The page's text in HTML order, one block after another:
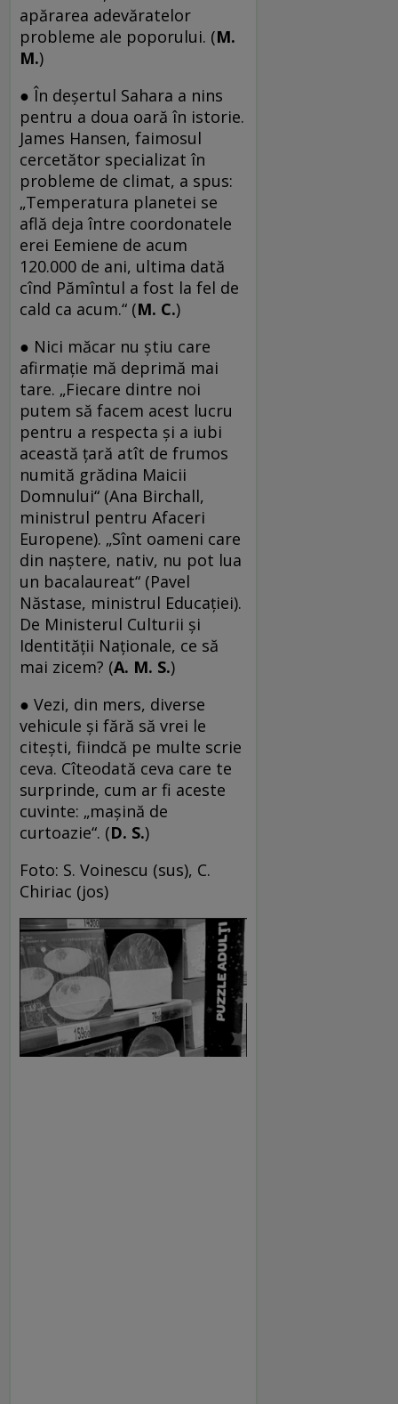
apărarea adevăratelor
probleme ale poporului. (M.
M.)
● În deşertul Sahara a nins
pentru a doua oară în istorie.
James Hansen, faimosul
cercetător specializat în
probleme de climat, a spus:
„Temperatura planetei se
află deja între coordonatele
erei Eemiene de acum
120.000 de ani, ultima dată
cînd Pămîntul a fost la fel de
cald ca acum.“ (M. C.)
● Nici măcar nu știu care
afirmație mă deprimă mai
tare. „Fiecare dintre noi
putem să facem acest lucru
pentru a respecta și a iubi
această țară atît de frumos
numită grădina Maicii
Domnului“ (Ana Birchall,
ministrul pentru Afaceri
Europene). „Sînt oameni care
din naştere, nativ, nu pot lua
un bacalaureat“ (Pavel
Năstase, ministrul Educaţiei).
De Ministerul Culturii și
Identității Naționale, ce să
mai zicem? (A. M. S.)
● Vezi, din mers, diverse
vehicule și fără să vrei le
citești, fiindcă pe multe scrie
ceva. Cîteodată ceva care te
surprinde, cum ar fi aceste
cuvinte: „mașină de
curtoazie“. (D. S.)
Foto: S. Voinescu (sus), C.
Chiriac (jos)